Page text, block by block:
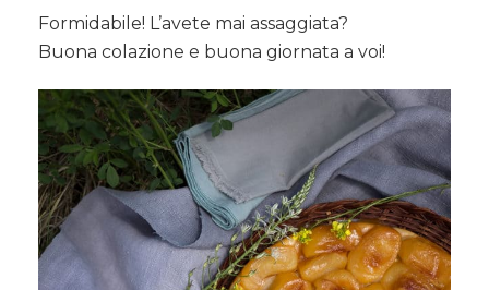
Formidabile! L’avete mai assaggiata?
Buona colazione e buona giornata a voi!